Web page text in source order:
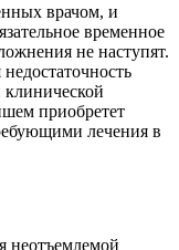
врачом, и
временное
не наступят.
приобретет
лечения в
неотъемлемой